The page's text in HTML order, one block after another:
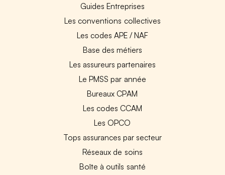
Guides Entreprises
Les conventions collectives
Les codes APE / NAF
Base des métiers
Les assureurs partenaires
Le PMSS par année
Bureaux CPAM
Les codes CCAM
Les OPCO
Tops assurances par secteur
Réseaux de soins
Boîte à outils santé